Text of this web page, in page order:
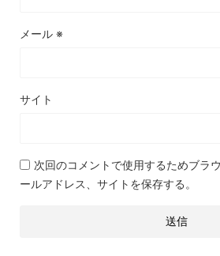
メール ※
サイト
次回のコメントで使用するためブラ
ールアドレス、サイトを保存する。